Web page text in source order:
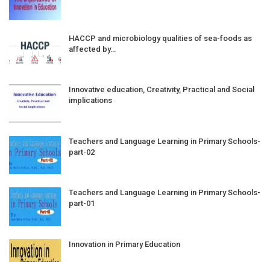
HACCP and microbiology qualities of sea-foods as
affected by…
Innovative education, Creativity, Practical and Social
implications
Teachers and Language Learning in Primary Schools-
part-02
Teachers and Language Learning in Primary Schools-
part-01
Innovation in Primary Education